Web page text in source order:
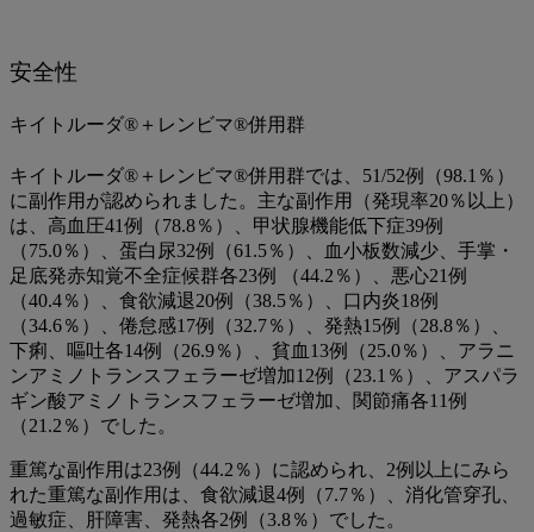
安全性
キイトルーダ®＋レンビマ®併用群
キイトルーダ®＋レンビマ®併用群では、51/52例（98.1％）
に副作用が認められました。主な副作用（発現率20％以上）
は、高血圧41例（78.8％）、甲状腺機能低下症39例
（75.0％）、蛋白尿32例（61.5％）、血小板数減少、手掌・
足底発赤知覚不全症候群各23例 （44.2％）、悪心21例
（40.4％）、食欲減退20例（38.5％）、口内炎18例
（34.6％）、倦怠感17例（32.7％）、発熱15例（28.8％）、
下痢、嘔吐各14例（26.9％）、貧血13例（25.0％）、アラニ
ンアミノトランスフェラーゼ増加12例（23.1％）、アスパラ
ギン酸アミノトランスフェラーゼ増加、関節痛各11例
（21.2％）でした。
重篤な副作用は23例（44.2％）に認められ、2例以上にみら
れた重篤な副作用は、食欲減退4例（7.7％）、消化管穿孔、
過敏症、肝障害、発熱各2例（3.8％）でした。